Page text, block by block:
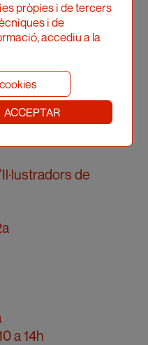
de
a 14h
pròpies i de tercers
i de
accediu a la
ACCEPTAR